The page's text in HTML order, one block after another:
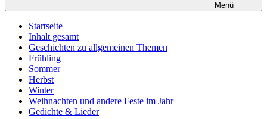
Menü
Startseite
Inhalt gesamt
Geschichten zu allgemeinen Themen
Frühling
Sommer
Herbst
Winter
Weihnachten und andere Feste im Jahr
Gedichte & Lieder